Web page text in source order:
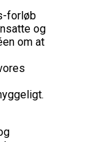
forløb
og
om at